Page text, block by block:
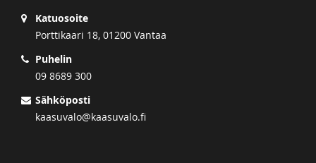
Katuosoite
Porttikaari 18, 01200 Vantaa
Puhelin
09 8689 300
Sähköposti
kaasuvalo@kaasuvalo.fi